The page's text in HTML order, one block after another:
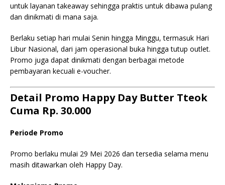
untuk layanan takeaway sehingga praktis untuk dibawa pulang
dan dinikmati di mana saja.
Berlaku setiap hari mulai Senin hingga Minggu, termasuk Hari
Libur Nasional, dari jam operasional buka hingga tutup outlet.
Promo juga dapat dinikmati dengan berbagai metode
pembayaran kecuali e-voucher.
Detail Promo Happy Day Butter Tteok
Cuma Rp. 30.000
Periode Promo
Promo berlaku mulai 29 Mei 2026 dan tersedia selama menu
masih ditawarkan oleh Happy Day.